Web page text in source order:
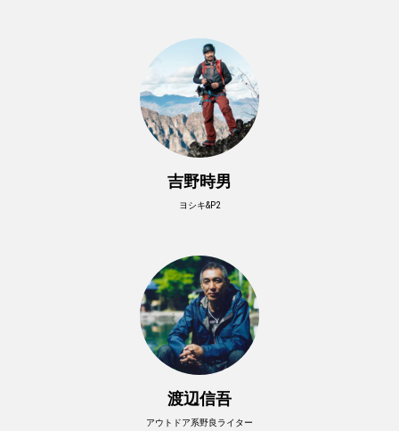
吉野時男
ヨシキ&P2
渡辺信吾
アウトドア系野良ライター